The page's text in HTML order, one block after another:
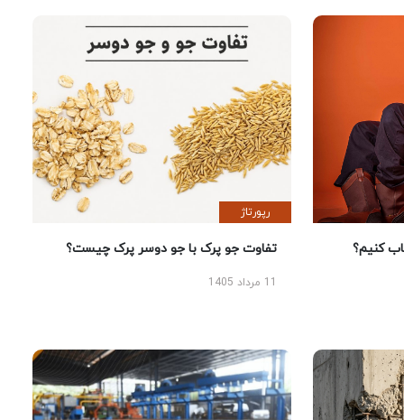
کنیم؟
رپورتاژ
تفاوت جو پرک با جو دوسر پرک چیست؟